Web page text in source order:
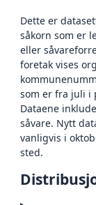
Dette er
såkorn som er
eller
foretak vises
som er fra juli i
Dataene
såvare. Nytt
vanligvis i
sted.